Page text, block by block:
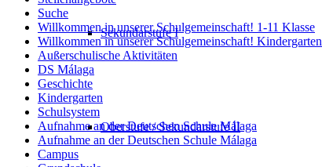
Sekundarstufe I
Oberstufe / Sekundarstufe II
Suche
Willkommen in unserer Schulgemeinschaft! 1-11 Klasse
Willkommen in unserer Schulgemeinschaft! Kindergarten
Außerschulische Aktivitäten
DS Málaga
Geschichte
Kindergarten
Schulsystem
Aufnahme an der Deutschen Schule Málaga
Aufnahme an der Deutschen Schule Málaga
Campus